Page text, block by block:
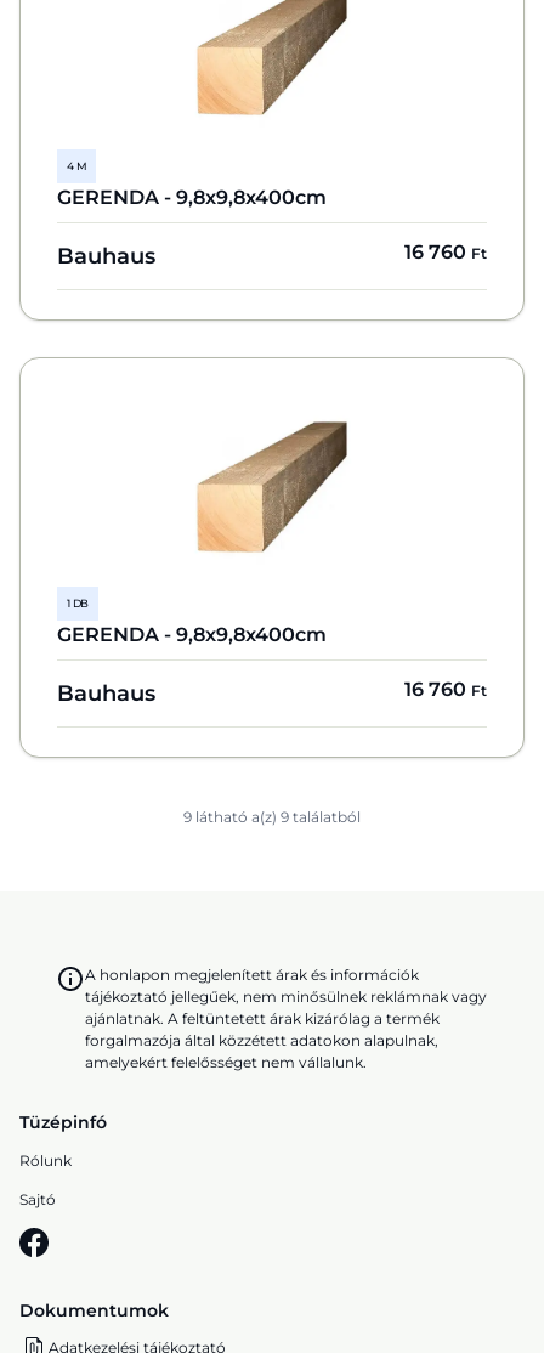
4 M
GERENDA - 9,8x9,8x400cm
Bauhaus 16 760 Ft
1 DB
GERENDA - 9,8x9,8x400cm
Bauhaus 16 760 Ft
9 látható a(z) 9 találatból
A honlapon megjelenített árak és információk
tájékoztató jellegűek, nem minősülnek reklámnak vagy
ajánlatnak. A feltüntetett árak kizárólag a termék
forgalmazója által közzétett adatokon alapulnak,
amelyekért felelősséget nem vállalunk.
Tüzépinfó
Rólunk
Sajtó
Dokumentumok
Adatkezelési tájékoztató